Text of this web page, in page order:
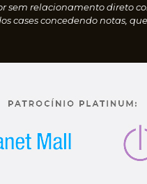
sem relacionamento direto
concedendo notas,